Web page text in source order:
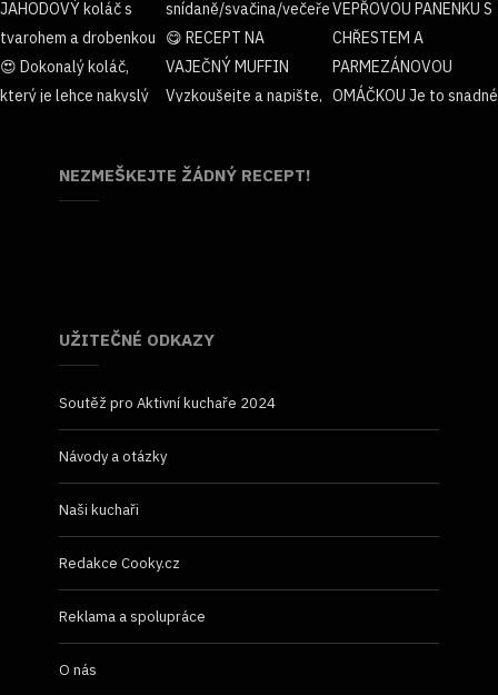
NEZMEŠKEJTE ŽÁDNÝ RECEPT!
UŽITEČNÉ ODKAZY
Soutěž pro Aktivní kuchaře 2024
Návody a otázky
Naši kuchaři
Redakce Cooky.cz
Reklama a spolupráce
O nás